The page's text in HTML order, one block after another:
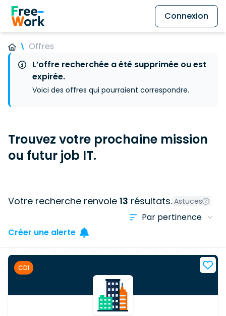
Connexion
Offres
L’offre recherchée a été supprimée ou est
expirée.
Voici des offres qui pourraient correspondre.
Trouvez votre prochaine mission
ou futur job IT.
Votre recherche renvoie 13 résultats. Astuces
Créer une alerte
CDI